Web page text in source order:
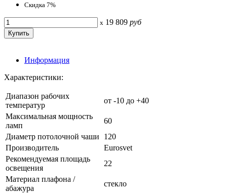
Скидка 7%
x 19 809 руб
Информация
Характеристики:
Диапазон рабочих
температур
от -10 до +40
Максимальная мощность
ламп
60
Диаметр потолочной чаши
120
Производитель
Eurosvet
Рекомендуемая площадь
освещения
22
Материал плафона /
абажура
стекло